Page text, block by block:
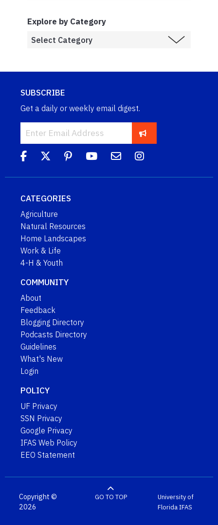
Explore by Category
SUBSCRIBE
Get a daily or weekly email digest.
CATEGORIES
Agriculture
Natural Resources
Home Landscapes
Work & Life
4-H & Youth
COMMUNITY
About
Feedback
Blogging Directory
Podcasts Directory
Guidelines
What's New
Login
POLICY
UF Privacy
SSN Privacy
Google Privacy
IFAS Web Policy
EEO Statement
Copyright ©
2026
GO TO TOP
University of
FloridaIFAS